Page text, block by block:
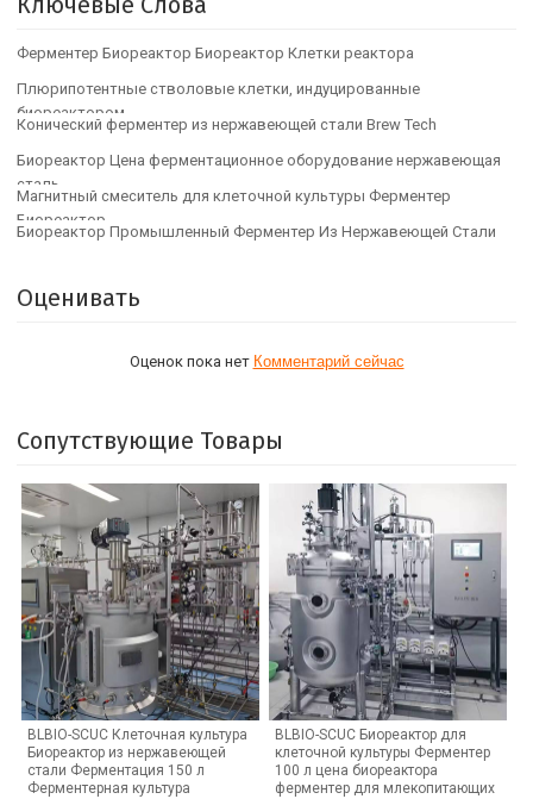
Ферментер Биореактор Биореактор Клетки реактора
Плюрипотентные стволовые клетки, индуцированные
биореактором
Конический ферментер из нержавеющей стали Brew Tech
Биореактор Цена ферментационное оборудование нержавеющая
сталь
Магнитный смеситель для клеточной культуры Ферментер
Биореактор
Биореактор Промышленный Ферментер Из Нержавеющей Стали
Оценивать
Оценок пока нет Комментарий сейчас
Сопутствующие Товары
BLBIO-SCUC Клеточная культура
Биореактор из нержавеющей
стали Ферментация 150 л
Ферментерная культура
BLBIO-SCUC Биореактор для
клеточной культуры Ферментер
100 л цена биореактора
ферментер для млекопитающих